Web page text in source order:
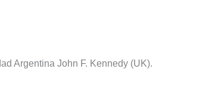
Argentina John F. Kennedy (UK).